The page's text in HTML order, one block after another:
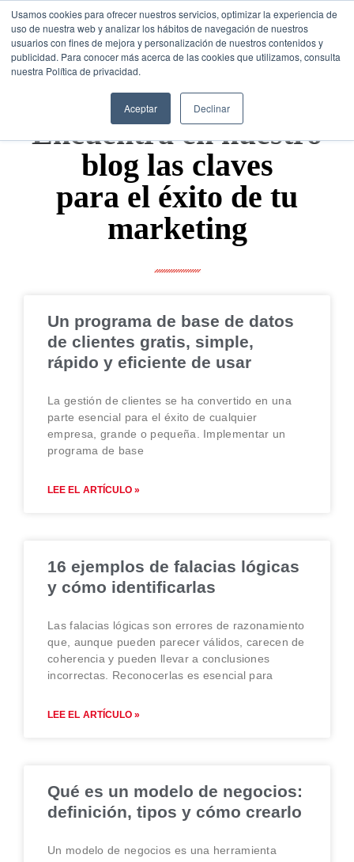
Usamos cookies para ofrecer nuestros servicios, optimizar la experiencia de
uso de nuestra web y analizar los hábitos de navegación de nuestros
usuarios con fines de mejora y personalización de nuestros contenidos y
publicidad. Para conocer más acerca de las cookies que utilizamos, consulta
nuestra Política de privacidad.
Aceptar Declinar
CONSULTORÍA GRATUITA
Encuentra en nuestro
blog las claves
para el éxito de tu
marketing
Un programa de base de datos
de clientes gratis, simple,
rápido y eficiente de usar
La gestión de clientes se ha convertido en una
parte esencial para el éxito de cualquier
empresa, grande o pequeña. Implementar un
programa de base
LEE EL ARTÍCULO »
16 ejemplos de falacias lógicas
y cómo identificarlas
Las falacias lógicas son errores de razonamiento
que, aunque pueden parecer válidos, carecen de
coherencia y pueden llevar a conclusiones
incorrectas. Reconocerlas es esencial para
LEE EL ARTÍCULO »
Qué es un modelo de negocios:
definición, tipos y cómo crearlo
Un modelo de negocios es una herramienta